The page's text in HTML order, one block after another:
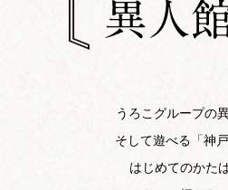
うろこグループの
そして遊べる「神
はじめてのかた